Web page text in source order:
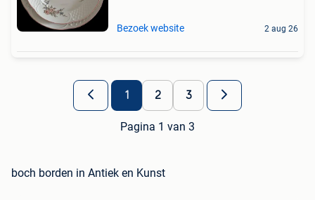
Bezoek website 2 aug 26
1 2 3
Pagina 1 van 3
boch borden in Antiek en Kunst